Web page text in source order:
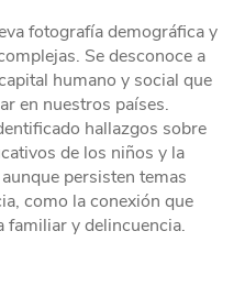
fotografía demográfica y
Se desconoce a
humano y social que
en nuestros países.
hallazgos sobre
de los niños y la
persisten temas
como la conexión que
familiar y delincuencia.